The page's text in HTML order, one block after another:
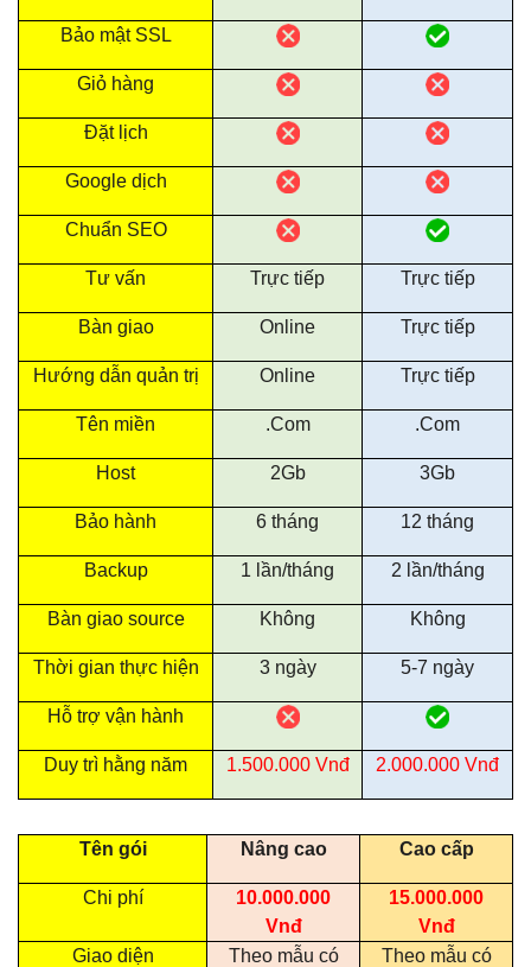
Bảo mật SSL
Giỏ hàng
Đặt lịch
Google dịch
Chuẩn SEO
Tư vấn Trực tiếp Trực tiếp
Bàn giao Online Trực tiếp
Hướng dẫn quản trị Online Trực tiếp
Tên miền .Com .Com
Host 2Gb 3Gb
Bảo hành 6 tháng 12 tháng
Backup 1 lần/tháng 2 lần/tháng
Bàn giao source Không Không
Thời gian thực hiện 3 ngày 5-7 ngày
Hỗ trợ vận hành
Duy trì hằng năm 1.500.000 Vnđ 2.000.000 Vnđ
Tên gói Nâng cao Cao cấp
Chi phí
10.000.000
Vnđ
15.000.000
Vnđ
Giao diện
Theo mẫu có
Theo mẫu có